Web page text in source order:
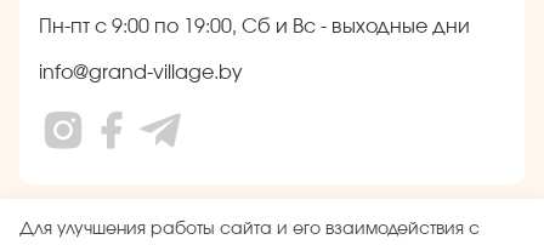
Пн-пт с 9:00 по 19:00, Сб и Вс - выходные дни
info@grand-village.by
Свидетельство о государственной регистрации 691310944
Для улучшения работы сайта и его взаимодействия с